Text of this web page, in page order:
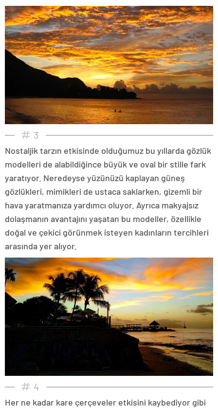
3
Nostaljik tarzın etkisinde olduğumuz bu yıllarda gözlük
modelleri de alabildiğince büyük ve oval bir stille fark
yaratıyor. Neredeyse yüzünüzü kaplayan güneş
gözlükleri, mimikleri de ustaca saklarken, gizemli bir
hava yaratmanıza yardımcı oluyor. Ayrıca makyajsız
dolaşmanın avantajını yaşatan bu modeller, özellikle
doğal ve çekici görünmek isteyen kadınların tercihleri
arasında yer alıyor.
4
Her ne kadar kare çerçeveler etkisini kaybediyor gibi